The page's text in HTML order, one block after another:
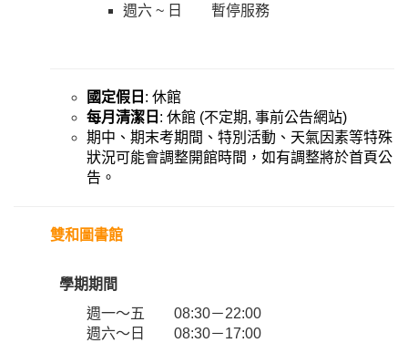
週六 ~ 日 暫停服務
國定假日 : 休館
每月清潔日 : 休館 (不定期, 事前公告網站)
期中、期末考期間、特別活動、天氣因素等特殊
狀況可能會調整開館時間，如有調整將於首頁公
告。
雙和圖書館
學期期間
週一～五 08:30－22:00
週六～日 08:30－17:00